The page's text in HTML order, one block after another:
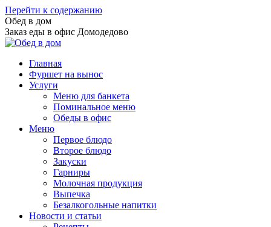
Перейти к содержанию
Обед в дом
Заказ еды в офис Домодедово
Главная
Фуршет на вынос
Услуги
Меню для банкета
Поминальное меню
Обеды в офис
Меню
Первое блюдо
Второе блюдо
Закуски
Гарниры
Молочная продукция
Выпечка
Безалкогольные напитки
Новости и статьи